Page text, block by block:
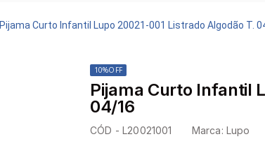
Pijama Curto Infantil Lupo 20021-001 Listrado Algodão T.
10%OFF
Pijama Curto Infantil
04/16
CÓD -L20021001 Marca: Lupo
5º
sutiã liz
7º
sutiã plus size